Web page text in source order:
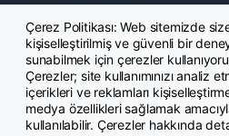
• Memurlar Haberleri
• Ekonomi Haberleri
• Yaşam Haberleri
• Mahkeme Kararları
Haberleri
Çerez Politikası: Web sitemizde
kişiselleştirilmiş ve güvenli bir
sunabilmek için çerezler
Çerezler; site kullanımınızı analiz
içerikleri ve reklamları
medya özellikleri sağlamak
kullanılabilir. Çerezler hakkında